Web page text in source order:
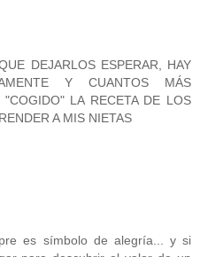
DEJARLOS ESPERAR, HAY
Y CUANTOS MÁS
LA RECETA DE LOS
A MIS NIETAS
es símbolo de alegría... y si